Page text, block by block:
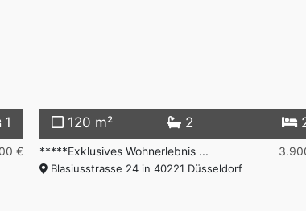
1
€
120 m² 2
*****Exklusives Wohnerlebnis ...
Blasiusstrasse 24 in 40221 Düsseldorf